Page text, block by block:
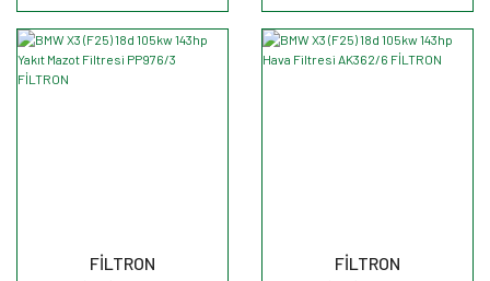
FİLTRON FİLTRON